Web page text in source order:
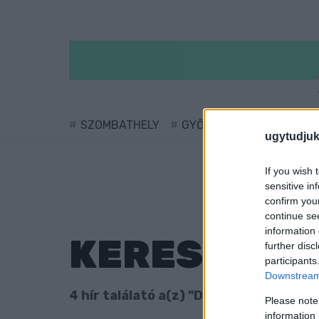
If you wish
sensitive
confirm
continue
information
further
Please
information
SZOMBATHELY GYŐR
KERESÉS
4 hír találató a(z) "Derkovits Gyula"